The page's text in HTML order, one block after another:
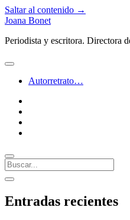
Saltar al contenido →
Joana Bonet
Periodista y escritora. Directora
abrir
Autorretrato…
Buscar
Barra
lateral
abrir
lateral
Entradas recientes